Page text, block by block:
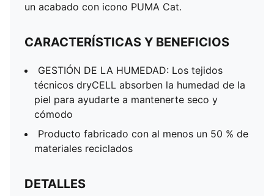
un acabado con icono PUMA Cat.
CARACTERÍSTICAS Y BENEFICIOS
GESTIÓN DE LA HUMEDAD: Los tejidos
técnicos dryCELL absorben la humedad de la
piel para ayudarte a mantenerte seco y
cómodo
Producto fabricado con al menos un 50 % de
materiales reciclados
DETALLES